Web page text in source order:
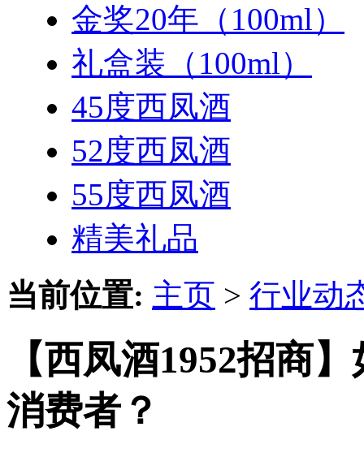
金奖20年（100ml）
礼盒装（100ml）
45度西凤酒
52度西凤酒
55度西凤酒
精美礼品
当前位置: 主页 > 行业动
【西凤酒1952招商
消费者？